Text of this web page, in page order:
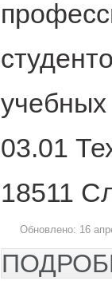
03.01
18511
Обновлено: 16